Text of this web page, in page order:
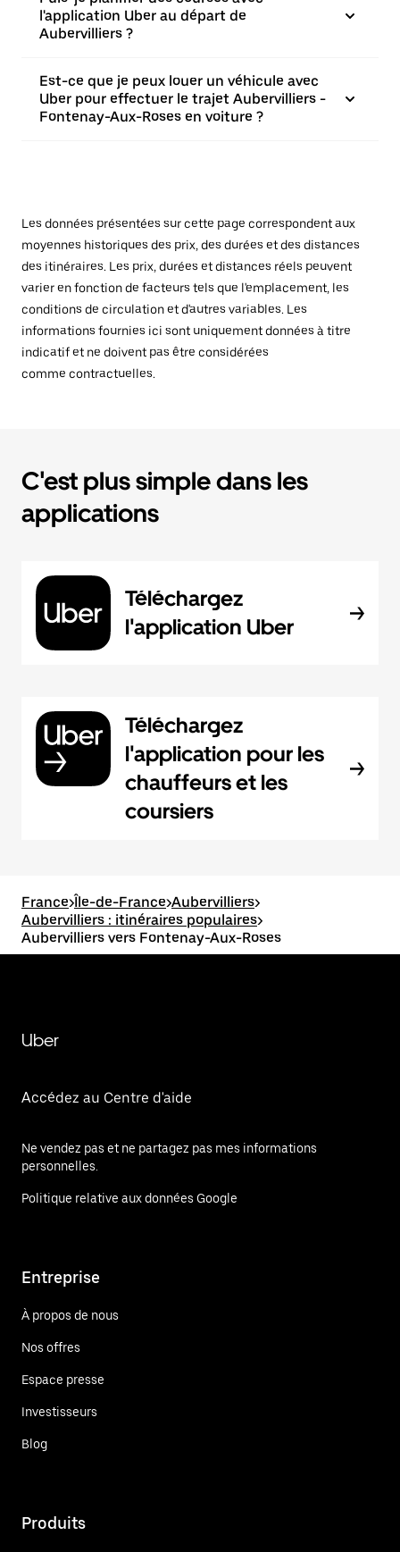
l'application Uber au départ de
Aubervilliers ?
Est-ce que je peux louer un véhicule avec
Uber pour effectuer le trajet Aubervilliers -
Fontenay-Aux-Roses en voiture ?
Les données présentées sur cette page correspondent aux
moyennes historiques des prix, des durées et des distances
des itinéraires. Les prix, durées et distances réels peuvent
varier en fonction de facteurs tels que l'emplacement, les
conditions de circulation et d'autres variables. Les
informations fournies ici sont uniquement données à titre
indicatif et ne doivent pas être considérées
comme contractuelles.
C'est plus simple dans les
applications
Téléchargez
l'application Uber
Téléchargez
l'application pour les
chauffeurs et les
coursiers
France>Île-de-France>Aubervilliers>
Aubervilliers : itinéraires populaires>
Aubervilliers vers Fontenay-Aux-Roses
Uber
Accédez au Centre d'aide
Ne vendez pas et ne partagez pas mes informations
personnelles.
Politique relative aux données Google
Entreprise
À propos de nous
Nos offres
Espace presse
Investisseurs
Blog
Produits